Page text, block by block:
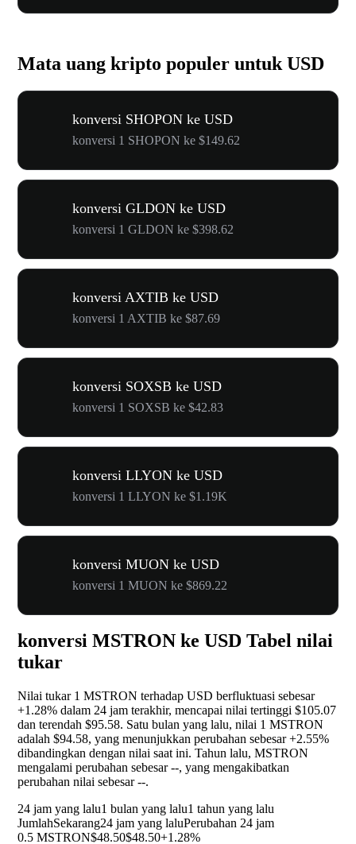
Mata uang kripto populer untuk USD
konversi SHOPON ke USD
konversi 1 SHOPON ke $149.62
konversi GLDON ke USD
konversi 1 GLDON ke $398.62
konversi AXTIB ke USD
konversi 1 AXTIB ke $87.69
konversi SOXSB ke USD
konversi 1 SOXSB ke $42.83
konversi LLYON ke USD
konversi 1 LLYON ke $1.19K
konversi MUON ke USD
konversi 1 MUON ke $869.22
konversi MSTRON ke USD Tabel nilai
tukar
Nilai tukar 1 MSTRON terhadap USD berfluktuasi sebesar
+1.28% dalam 24 jam terakhir, mencapai nilai tertinggi $105.07
dan terendah $95.58. Satu bulan yang lalu, nilai 1 MSTRON
adalah $94.58, yang menunjukkan perubahan sebesar+2.55%
dibandingkan dengan nilai saat ini. Tahun lalu, MSTRON
mengalami perubahan sebesar--, yang mengakibatkan
perubahan nilai sebesar--.
24 jam yang lalu1 bulan yang lalu1 tahun yang lalu
JumlahSekarang24 jam yang laluPerubahan 24 jam
0.5 MSTRON$48.50$48.50+1.28%